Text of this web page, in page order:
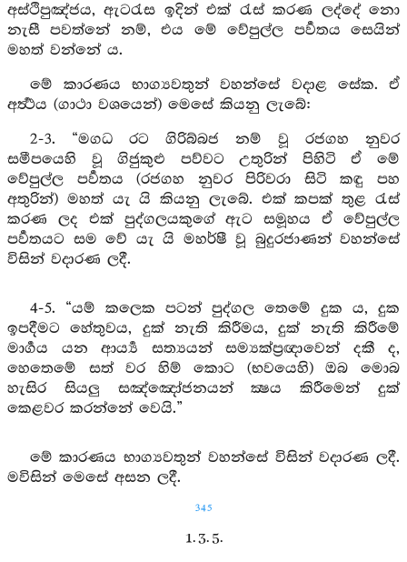
අස්ථිපුඤ්ජය, ඇටරැස ඉදින් එක් රැස් කරණ ලද්දේ නො
නැසී පවත්නේ නම්, එය මේ වේපුල්ල පර්‍වතය සෙයින්
මහත් වන්නේ ය.
මේ කාරණය භාග්‍යවතුන් වහන්සේ වදාළ සේක. ඒ
අර්‍ත්‍ථය (ගාථා වශයෙන්) මෙසේ කියනු ලැබේ:
2-3. “මගධ රට ගිරිබ්බජ නම් වූ රජගහ නුවර
සමීපයෙහි වූ ගිජුකුළු පව්වට උතුරින් පිහිටි ඒ මේ
වේපුල්ල පර්‍වතය (රජගහ නුවර පිරිවරා සිටි කඳු පහ
අතුරින්) මහත් යැ යි කියනු ලැබේ. එක් කපක් තුළ රැස්
කරණ ලද එක් පුද්ගලයකුගේ ඇට සමූහය ඒ වේපුල්ල
පර්‍වතයට සම වේ යැ යි මහර්ෂී වූ බුදුරජාණන් වහන්සේ
විසින් වදාරණ ලදී.
4-5. “යම් කලෙක පටන් පුද්ගල තෙමේ දුක ය, දුක
ඉපදීමට හේතුවය, දුක් නැති කිරීමය, දුක් නැති කිරීමේ
මාර්‍ගය යන ආර්‍ය්‍ය සත්‍යයන් සම්‍යක්ප්‍රඥාවෙන් දකී ද,
හෙතෙමේ සත් වර හිම් කොට (භවයෙහි) ඔබ මොබ
හැසිර සියලු සඤ්ඤෝජනයන් ක්‍ෂය කිරීමෙන් දුක්
කෙළවර කරන්නේ වෙයි.”
මේ කාරණය භාග්‍යවතුන් වහන්සේ විසින් වදාරණ ලදී.
මවිසින් මෙසේ අසන ලදී.
345
1. 3. 5.